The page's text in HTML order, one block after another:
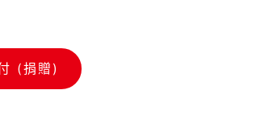
(捐贈)